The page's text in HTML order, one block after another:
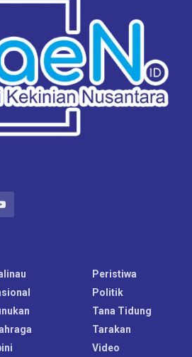
Peristiwa
Politik
Tana Tidung
Tarakan
Video